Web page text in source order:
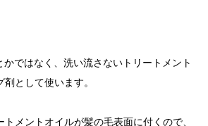
かではなく、洗い流さないトリートメント
として使います。
メントオイルが髪の毛表面に付くので、